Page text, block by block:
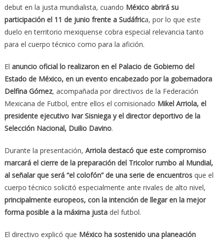
debut en la justa mundialista, cuando México abrirá su
participación el 11 de junio frente a Sudáfrica, por lo que este
duelo en territorio mexiquense cobra especial relevancia tanto
para el cuerpo técnico como para la afición.
El anuncio oficial lo realizaron en el Palacio de Gobierno del
Estado de México, en un evento encabezado por la gobernadora
Delfina Gómez, acompañada por directivos de la Federación
Mexicana de Futbol, entre ellos el comisionado Mikel Arriola, el
presidente ejecutivo Ivar Sisniega y el director deportivo de la
Selección Nacional, Duilio Davino.
Durante la presentación, Arriola destacó que este compromiso
marcará el cierre de la preparación del Tricolor rumbo al Mundial,
al señalar que será “el colofón” de una serie de encuentrosque el
cuerpo técnico solicitó especialmente ante rivales de alto nivel,
principalmente europeos, con la intención de llegar en la mejor
forma posible a la máxima justadel futbol.
El directivo explicó que México ha sostenido una planeación